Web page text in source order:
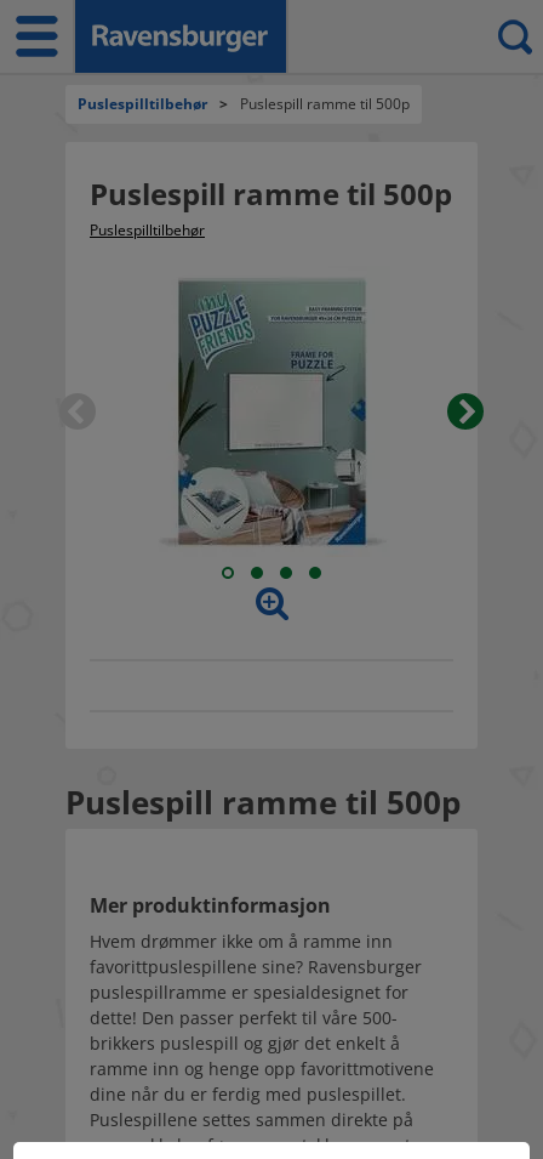
Puslespilltilbehør > Puslespill ramme til 500p
Puslespill ramme til 500p
Puslespilltilbehør
Puslespill ramme til 500p
Mer produktinformasjon
Hvem drømmer ikke om å ramme inn
favorittpuslespillene sine? Ravensburger
puslespillramme er spesialdesignet for
dette! Den passer perfekt til våre 500-
brikkers puslespill og gjør det enkelt å
ramme inn og henge opp favorittmotivene
dine når du er ferdig med puslespillet.
Puslespillene settes sammen direkte på
pappsokkelen før rammestykkene monteres.